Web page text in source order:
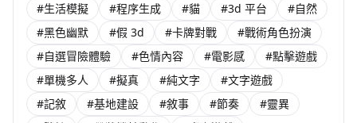
#生活模擬
#程序生成 #貓 #3d 平台
#自然
#黑色幽默
#假 3d #卡牌對戰
#戰術角色扮演
#自選冒險體驗
#色情內容 #電影感
#點擊遊戲
#單機多人
#擬真 #純文字
#文字遊戲
#記敘
#基地建設 #敘事 #節奏
#靈異